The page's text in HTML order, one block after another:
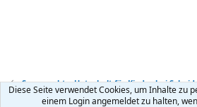
Sorgerecht + Unterhalt für Kinder bei
Diese Seite verwendet Cookies, um Inhalte zu
einem Login angemeldet zu halten,